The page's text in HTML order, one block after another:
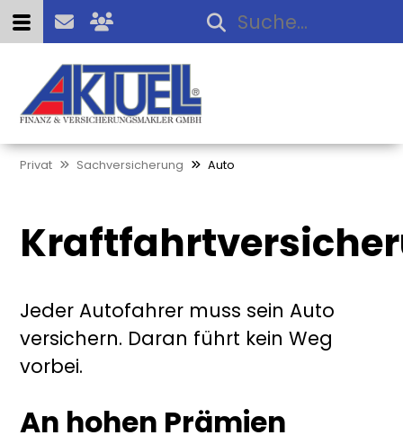
Privat Sachversicherung Auto
Jeder Autofahrer muss sein Auto
versichern. Daran führt kein Weg
vorbei.
An hohen Prämien